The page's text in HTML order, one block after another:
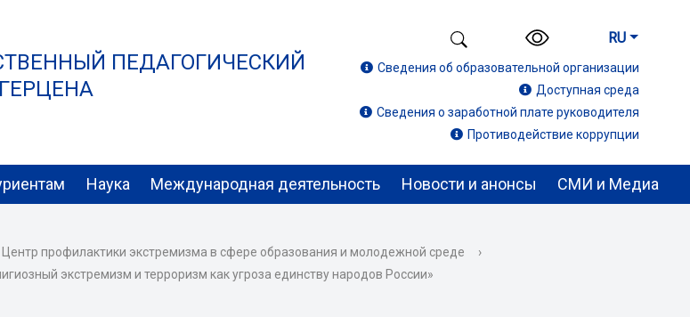
ПЕДАГОГИЧЕСКИЙ
RU
Сведения об образовательной организации
Доступная среда
Сведения о заработной плате руководителя
Противодействие коррупции
Наука Международная деятельность Новости и анонсы СМИ и Медиа
Центр профилактики экстремизма в сфере образования и молодежной среде
›
экстремизм и терроризм как угроза единству народов России»